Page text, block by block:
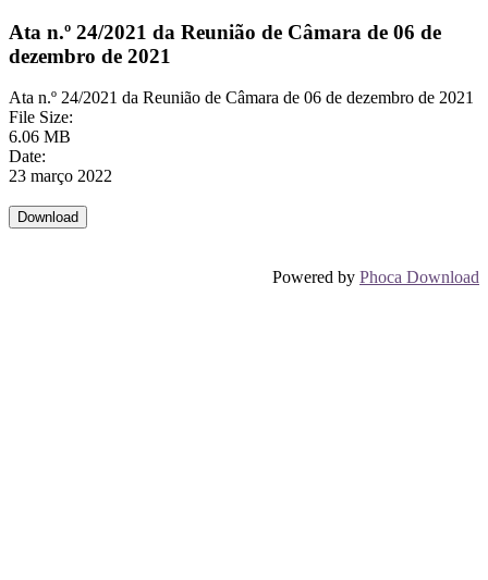
Ata n.º 24/2021 da Reunião de Câmara de 06 de
dezembro de 2021
Ata n.º 24/2021 da Reunião de Câmara de 06 de dezembro de 2021
File Size:
6.06 MB
Date:
23 março 2022
Powered by Phoca Download